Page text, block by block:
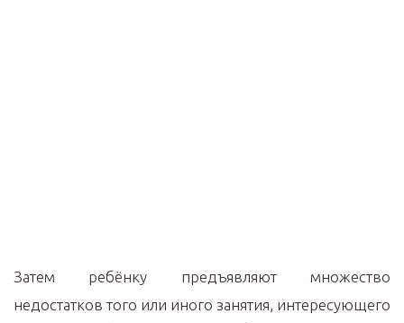
Затем ребёнку предъявляют множество
недостатков того или иного занятия, интересующего